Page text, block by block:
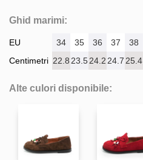
Ghid marimi:
EU
Centimetri
34 35 36 37 38
22.8 23.524.2 24.7 25.4
Alte culori disponibile: